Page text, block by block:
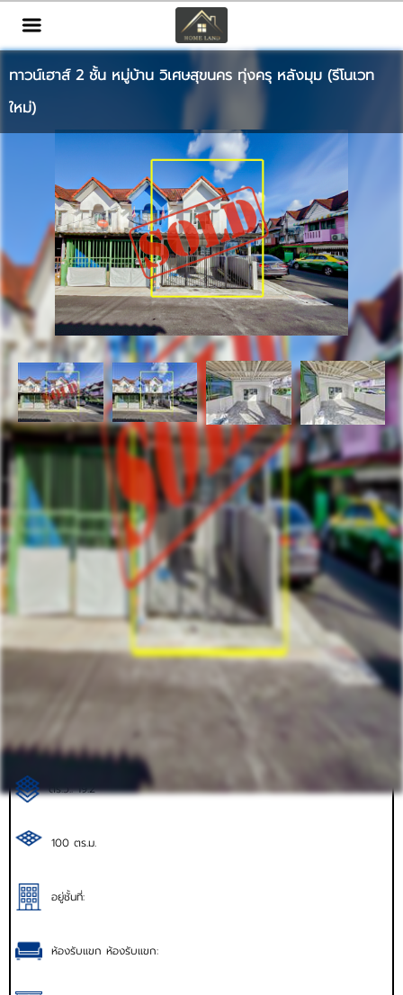
TH
เข้าสู่ระบบ สมัครสมาชิก
หน้าหลัก
ทรัพย์สิน
บริการ
ข่าวสาร
ติดต่อ
เพิ่มเติม
ทาวน์เฮาส์ 2 ชั้น หมู่บ้าน วิเศษสุขนคร ทุ่งครุ หลังมุม (รีโนเวท
ใหม่)
รหัสทรัพย์BHL994
อัพเดท2/22/2026 9:38 AM
ทาวน์เฮาส์ 2 ชั้น หมู่บ้าน วิเศษสุขนคร ทุ่งครุ หลังมุม (รีโน
432/1171 ถนน ประชาอุทิศ 79 แขวง ทุ่งครุ เขต ทุ่งครุ
ตร.ว.: 19.2
100 ตร.ม.
อยู่ชั้นที่:
ห้องรับแขก ห้องรับแขก: